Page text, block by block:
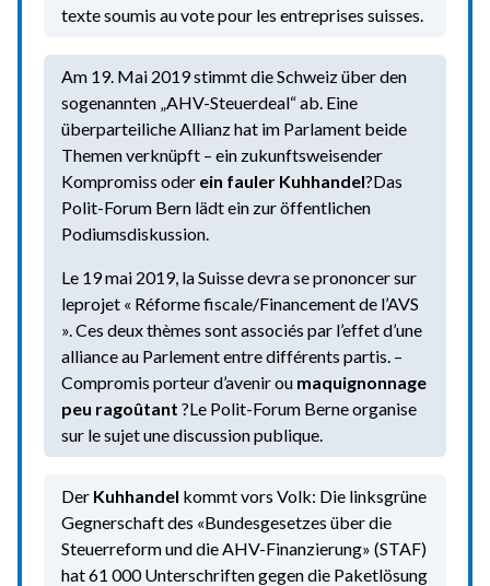
texte soumis au vote pour les entreprises suisses.
Am 19. Mai 2019 stimmt die Schweiz über den
sogenannten „AHV-Steuerdeal“ ab. Eine
überparteiliche Allianz hat im Parlament beide
Themen verknüpft – ein zukunftsweisender
Kompromiss oder ein fauler Kuhhandel?Das
Polit-Forum Bern lädt ein zur öffentlichen
Podiumsdiskussion.
Le 19 mai 2019, la Suisse devra se prononcer sur
leprojet « Réforme fiscale/Financement de l’AVS
». Ces deux thèmes sont associés par l’effet d’une
alliance au Parlement entre différents partis. –
Compromis porteur d’avenir ou maquignonnage
peu ragoûtant ?Le Polit-Forum Berne organise
sur le sujet une discussion publique.
Der Kuhhandel kommt vors Volk: Die linksgrüne
Gegnerschaft des «Bundesgesetzes über die
Steuerreform und die AHV-Finanzierung» (STAF)
hat 61 000 Unterschriften gegen die Paketlösung